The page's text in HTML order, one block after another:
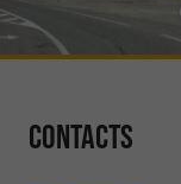
Contacts